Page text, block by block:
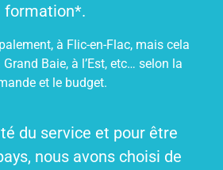
formation*.
à Flic-en-Flac, mais cela
Baie, à l’Est, etc… selon la
et le budget.
du service et pour être
nous avons choisi de